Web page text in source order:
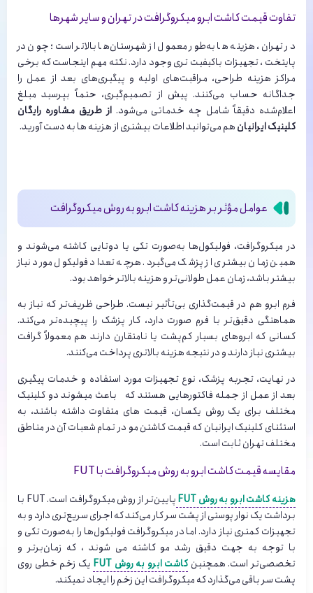
تفاوت قیمت کاشت ابرو میکروگرافت در تهران و سایر شهرها
در تهران، هزینه ها به‌طور معمول از شهرستان‌ها بالاتر است؛ چون در
پایتخت ، تجهیزات باکیفیت تری وجود دارد. نکته مهم اینجاست که برخی
مراکز هزینه طراحی، مراقبت‌های اولیه و پیگیری‌های بعد از عمل را
جداگانه حساب می‌کنند. پیش از تصمیم‌گیری، حتماً بپرسید مبلغ
اعلام‌شده دقیقاً شامل چه خدماتی می‌شود.از طریق مشاوره رایگان
کلینیک ایرانیانهم می‌توانید اطلاعات بیشتری از هزینه ها به دست آورید.
عوامل مؤثر بر هزینه کاشت ابرو به روش میکروگرافت
در میکروگرافت، فولیکول‌ها به‌صورت تکی یا دوتایی کاشته می‌شوند و
همین زمان بیشتری از پزشک می‌گیرد. هرچه تعداد فولیکول مورد نیاز
بیشتر باشد، زمان عمل طولانی‌تر و هزینه بالاتر خواهد بود.
فرم ابرو هم در قیمت‌گذاری بی‌تأثیر نیست. طراحی ظریف‌تر که نیاز به
هماهنگی دقیق‌تر با فرم صورت دارد، کار پزشک را پیچیده‌تر می‌کند.
کسانی که ابروهای بسیار کم‌پشت یا نامتقارن دارند هم معمولاً گرافت
بیشتری نیاز دارند و در نتیجه هزینه بالاتری پرداخت می‌کنند.
در نهایت، تجربه پزشک، نوع تجهیزات مورد استفاده و خدمات پیگیری
بعد از عمل از جمله فاکتورهایی هستند که باعث میشوند دو کلینیک
مختلف برای یک روش یکسان، قیمت های متفاوت داشته باشند، به
استثنای کلینیک ایرانیان که قیمت کاشتن مو در تمام شعبات آن در مناطق
مختلف تهران ثابت است.
مقایسه قیمت کاشت ابرو به روش میکروگرافت با FUT
هزینه کاشت ابرو به روش FUT
پایین‌تر از روش میکروگرافت است. FUT با
برداشت یک نوار پوستی از پشت سر کار می‌کند که اجرای سریع‌تری دارد و به
تجهیزات کمتری نیاز دارد. اما در میکروگرافت فولیکول‌ها را به‌صورت تکی و
با توجه به جهت دقیق رشد مو کاشته می شوند ، که زمان‌برتر و
تخصصی‌تر است. همچنین کاشت ابرو به روش FUT
یک زخم خطی روی
پشت سر باقی می‌گذارد که میکروگرافت این زخم را ایجاد نمیکند.